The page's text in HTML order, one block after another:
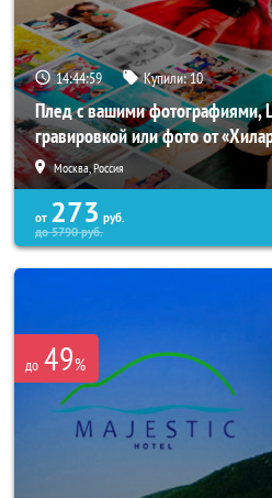
14:44:56 Купили:10
Плед с вашими фотографиями,
гравировкой или фото от
Москва, Россия
от 273 руб.
до5790руб.
до 49%